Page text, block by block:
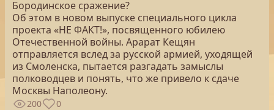
Бородинское сражение?
Об этом в новом выпуске специального цикла
проекта «НЕ ФАКТ!», посвященного юбилею
Отечественной войны. Арарат Кещян
отправляется вслед за русской армией, уходящей
из Смоленска, пытается разгадать замыслы
полководцев и понять, что же привело к сдаче
Москвы Наполеону.
200 0